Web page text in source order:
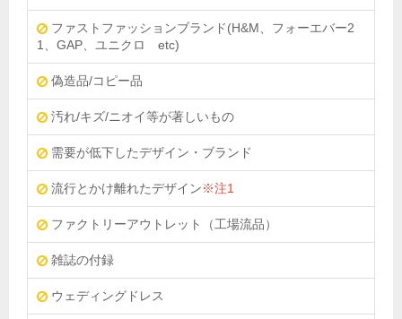
ファストファッションブランド(H&M、フォーエバー2
1、GAP、ユニクロ etc)
偽造品/コピー品
汚れ/キズ/ニオイ等が著しいもの
需要が低下したデザイン・ブランド
流行とかけ離れたデザイン※注1
ファクトリーアウトレット（工場流品）
雑誌の付録
ウェディングドレス